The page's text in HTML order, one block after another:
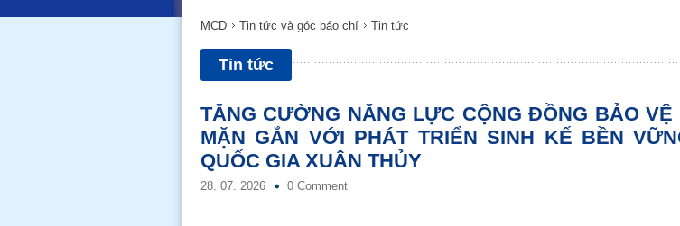
MCD Tin tức và góc báo chí Tin tức
Tin tức
TĂNG CƯỜNG NĂNG LỰC CỘNG ĐỒNG BẢO VỆ
MẶN GẮN VỚI PHÁT TRIỂN SINH KẾ BỀN
QUỐC GIA XUÂN THỦY
28. 07. 2026 0 Comment